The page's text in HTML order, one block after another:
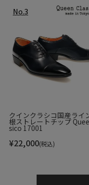
25.0㎝
26.0㎝
26.5㎝
27.0㎝
27.5㎝
※上記のサイズは当
す。ブランドや木型
ます。
クインクラシコ国産ライ
根ストレートチップ
sico 17001
¥22,000(税込)